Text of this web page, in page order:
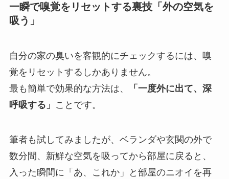
一瞬で嗅覚をリセットする裏技「外の空気を
吸う」
自分の家の臭いを客観的にチェックするには、嗅
覚をリセットするしかありません。
最も簡単で効果的な方法は、
「一度外に出て、深
呼吸する」 ことです。
筆者も試してみましたが、ベランダや玄関の外で
数分間、新鮮な空気を吸ってから部屋に戻ると、
入った瞬間に「あ、これか」と部屋のニオイを再